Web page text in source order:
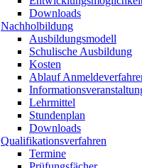
Downloads
Nachholbildung
Ausbildungsmodell
Schulische Ausbildung
Kosten
Ablauf
Lehrmittel
Stundenplan
Downloads
Qualifikationsverfahren
Termine